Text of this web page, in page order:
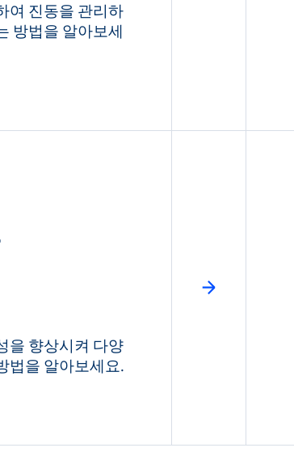
여 진동을 관리하
방법을 알아보세
을 향상시켜 다양
법을 알아보세요.